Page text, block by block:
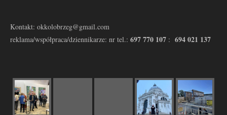
Kontakt: okkolobrzeg@gmail.com
reklama/współpraca/dziennikarze: nr tel.: 697 770 107 : 694 021 137